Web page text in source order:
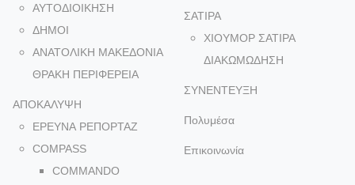
ΑΥΤΟΔΙΟΙΚΗΣΗ
ΔΗΜΟΙ
ΑΝΑΤΟΛΙΚΗ ΜΑΚΕΔΟΝΙΑ
ΘΡΑΚΗ ΠΕΡΙΦΕΡΕΙΑ
ΑΠΟΚΑΛΥΨΗ
ΕΡΕΥΝΑ ΡΕΠΟΡΤΑΖ
COMPASS
COMMANDO
ΣΑΤΙΡΑ
ΧΙΟΥΜΟΡ ΣΑΤΙΡΑ
ΔΙΑΚΩΜΩΔΗΣΗ
ΣΥΝΕΝΤΕΥΞΗ
Πολυμέσα
Επικοινωνία